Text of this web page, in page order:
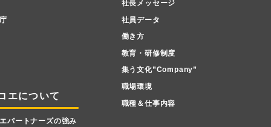
エについて
パートナーズの強み
社長メッセージ
社員データ
働き方
教育・研修制度
集う文化”Company”
職場環境
職種＆仕事内容